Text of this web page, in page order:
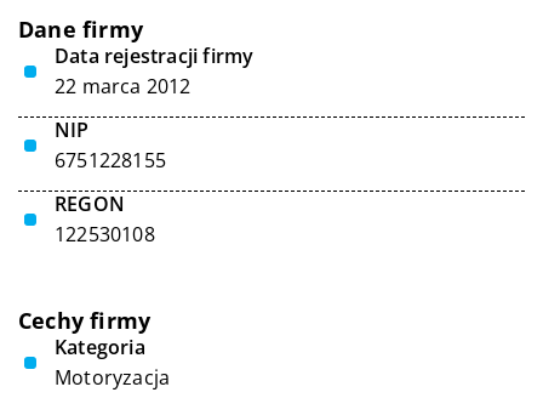
Dane firmy
Data rejestracji firmy
22 marca 2012
NIP
6751228155
REGON
122530108
Cechy firmy
Kategoria
Motoryzacja